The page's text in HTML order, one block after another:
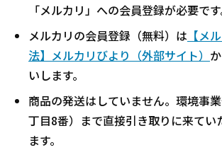
「メルカリ」への会員登録が必要です
メルカリの会員登録（無料）は 【メ
法】メルカリびより（外部サイト）
いします。
商品の発送はしていません。環境事
丁目8番）まで直接引き取りに来てい
ます。